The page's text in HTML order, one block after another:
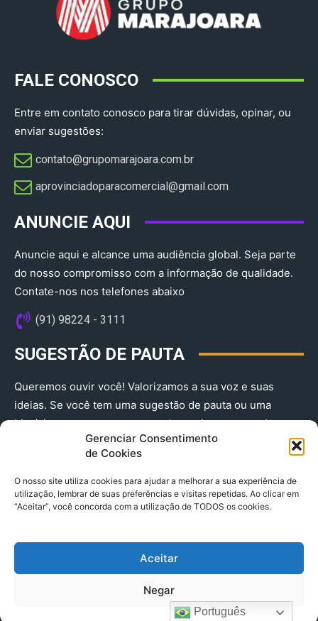
Gerenciar Consentimento
de Cookies
O nosso site utiliza cookies para ajudar a melhorar a sua experiência de
utilização, lembrar de suas preferências e visitas repetidas. Ao clicar em
“Aceitar”, você concorda com a utilização de TODOS os cookies.
Aceitar
Negar
FALE CONOSCO
Entre em contato conosco para tirar dúvidas, opinar, ou
enviar sugestões:
contato@grupomarajoara.com.br
aprovinciadoparacomercial@gmail.com​
ANUNCIE AQUI
Anuncie aqui e alcance uma audiência global. Seja parte
do nosso compromisso com a informação de qualidade.
Contate-nos nos telefones abaixo
(91) 98224 - 3111
SUGESTÃO DE PAUTA
Queremos ouvir você! Valorizamos a sua voz e suas
ideias. Se você tem uma sugestão de pauta ou uma
história que merece ser contada, envie-nos agora!
(91) 98224 - 3111
© 2025 A Província do Pará CNPJ: 04.901.141/0001-36 End .
Trav. Quintino Bocaiuva 2301, Ed. Rogério Fernandez – Sala
2701- Cremação – CEP 66045.315
Português